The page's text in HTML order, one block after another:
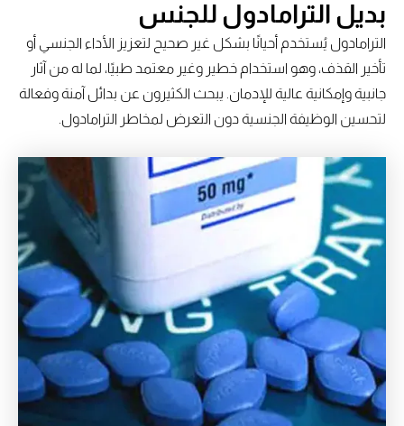
بديل الترامادول للجنس
الترامادول يُستخدم أحيانًا بشكل غير صحيح لتعزيز الأداء الجنسي أو
تأخير القذف، وهو استخدام خطير وغير معتمد طبيًا، لما له من آثار
جانبية وإمكانية عالية للإدمان. يبحث الكثيرون عن بدائل آمنة وفعالة
لتحسين الوظيفة الجنسية دون التعرض لمخاطر الترامادول.